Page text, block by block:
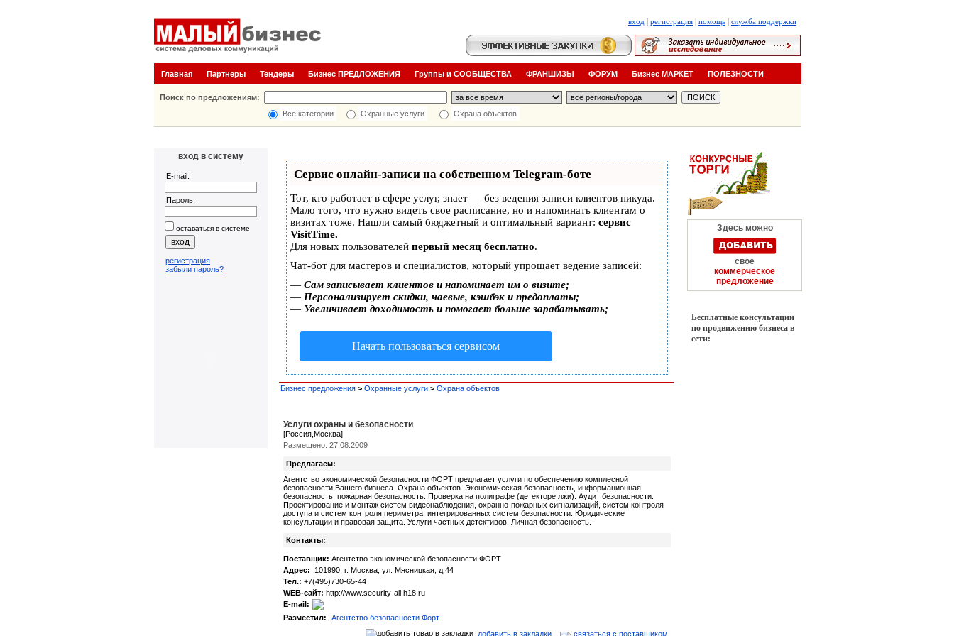
вход | регистрация | помощь | служба поддержки
Главная Партнеры Тендеры Бизнес ПРЕДЛОЖЕНИЯ Группы и СООБЩЕСТВА ФРАНШИЗЫ ФОРУМ Бизнес МАРКЕТ ПОЛЕЗНОСТИ
Поиск по предложениям:
Все категории
Охранные услуги Охрана объектов
вход в систему
E-mail:
Пароль:
оставаться в системе
регистрация
забыли пароль?
Сервис онлайн-записи на собственном Telegram-боте
Тот, кто работает в сфере услуг, знает — без ведения записи клиентов никуда.
Мало того, что нужно видеть свое расписание, но и напоминать клиентам о
визитах тоже. Нашли самый бюджетный и оптимальный вариант: сервис
VisitTime.
Для новых пользователей первый месяц бесплатно.
Чат-бот для мастеров и специалистов, который упрощает ведение записей:
— Сам записывает клиентов и напоминает им о визите;
— Персонализирует скидки, чаевые, кэшбэк и предоплаты;
— Увеличивает доходимость и помогает больше зарабатывать;
Начать пользоваться сервисом
Бизнес предложения > Охранные услуги > Охрана объектов
Услуги охраны и безопасности
[Россия,Москва]
Размещено: 27.08.2009
Предлагаем:
Агентство экономической безопасности ФОРТ предлагает услуги по обеспечению комплесной
безопасности Вашего бизнеса. Охрана объектов. Экономическая безопасность, информационная
безопасность, пожарная безопасность. Проверка на полиграфе (детекторе лжи). Аудит безопасности.
Проектирование и монтаж систем видеонаблюдения, охранно-пожарных сигнализаций, систем контроля
доступа и систем контроля периметра, интегрированных систем безопасности. Юридические
консультации и правовая защита. Услуги частных детективов. Личная безопасность.
Контакты:
Поставщик: Агентство экономической безопасности ФОРТ
Адрес: 101990, г. Москва, ул. Мясницкая, д.44
Тел.: +7(495)730-65-44
WEB-сайт: http://www.security-all.h18.ru
E-mail:
Разместил:
Агентство безопасности Форт
добавить в закладки
связаться с поставщиком
Здесь можно
свое
коммерческое
предложение
Бесплатные консультации
по продвижению бизнеса в
сети: